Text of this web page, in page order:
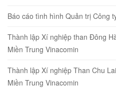
Báo cáo tình hình Quản trị Công
Thành lập Xí nghiệp than Đông
Miền Trung Vinacomin
Thành lập Xí nghiệp Than Chu
Miền Trung Vinacomin